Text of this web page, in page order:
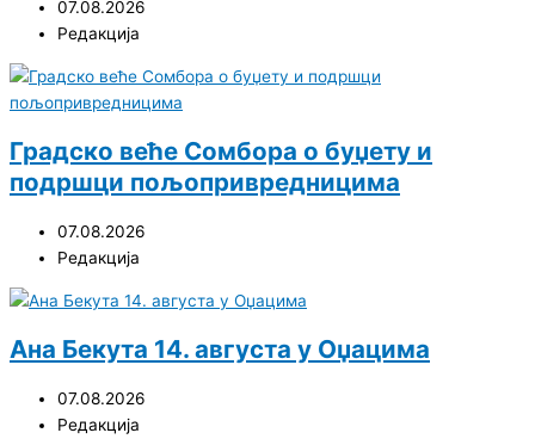
07.08.2026
Редакција
Градско веће Сомбора о буџету и
подршци пољопривредницима
07.08.2026
Редакција
Ана Бекута 14. августа у Оџацима
07.08.2026
Редакција